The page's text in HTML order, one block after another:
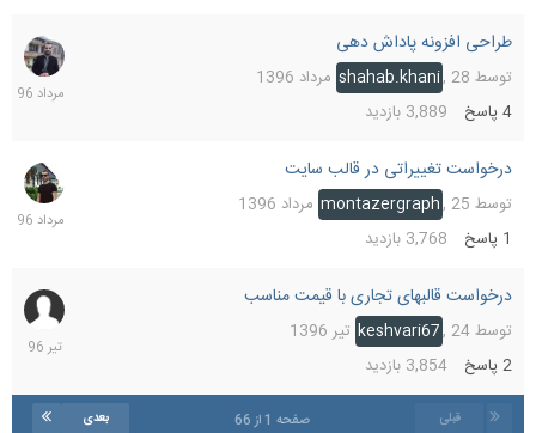
طراحی افزونه پاداش دهی
توسط shahab.khani ,28 مرداد 1396
4پاسخ 3,889 بازدید
29
مرداد
درخواست تغییراتی در قالب سایت
توسط montazergraph ,25 مرداد 1396
پاسخ 3,768 بازدید
26
مرداد
درخواست قالبهای تجاری با قیمت مناسب
توسط keshvari67 ,24 تیر 1396
2پاسخ 3,854 بازدید
27
تیر
قبلی بعدی صفحه 1 از 66